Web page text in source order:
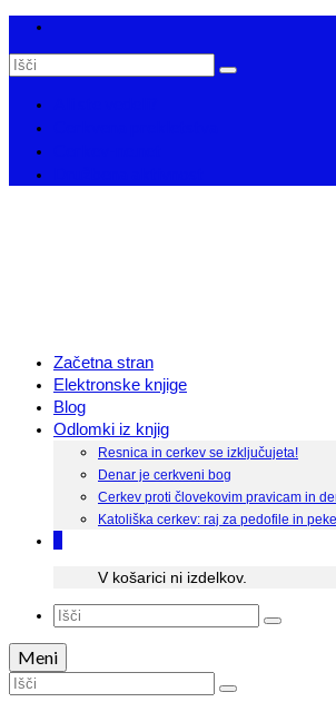
Search
Začetna stran
Elektronske knjige
Blog
Odlomki iz knjig
Resnica in cerkev se izključujeta!
Denar je cerkveni bog
Cerkev proti človekovim pravicam in
Katoliška cerkev: raj za pedofile in
V košarici ni izdelkov.
Search
Meni
Search